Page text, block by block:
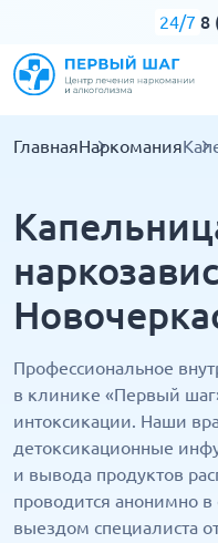
24/7 8
ГлавнаяНаркомания
Профессиональное
в клинике «Первый
интоксикации. Наши
детоксикационные
и вывода продуктов
проводится анонимно
выездом специалиста